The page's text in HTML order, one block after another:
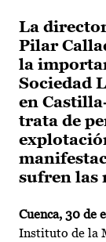
La
Pilar
la
Sociedad
en
trata de
sufren las
Cuenca, 30 de
Instituto de la